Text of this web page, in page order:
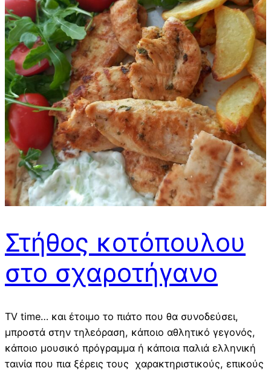
Στήθος κοτόπουλου
στο σχαροτήγανο
TV time… και έτοιμο το πιάτο που θα συνοδεύσει,
μπροστά στην τηλεόραση, κάποιο αθλητικό γεγονός,
κάποιο μουσικό πρόγραμμα ή κάποια παλιά ελληνική
ταινία που πια ξέρεις τους χαρακτηριστικούς, επικούς